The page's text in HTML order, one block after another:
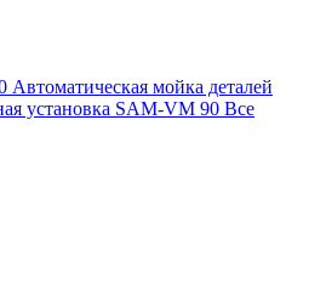
Автоматическая мойка деталей
установка SAM-VM 90 Все